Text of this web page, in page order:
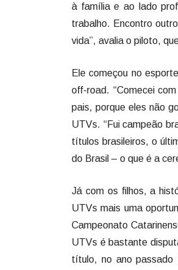
à família e ao lado
trabalho. Encontro
vida”, avalia o piloto,
Ele começou no
off-road. “Comecei
pais, porque eles não
UTVs. “Fui campeão
títulos brasileiros, o
do Brasil – o que é a
Já com os filhos, a
UTVs mais uma
Campeonato
UTVs é bastante
título, no ano passado